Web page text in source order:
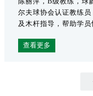
尔夫球协会认证教练
及木杆指导，帮助学
查看更多